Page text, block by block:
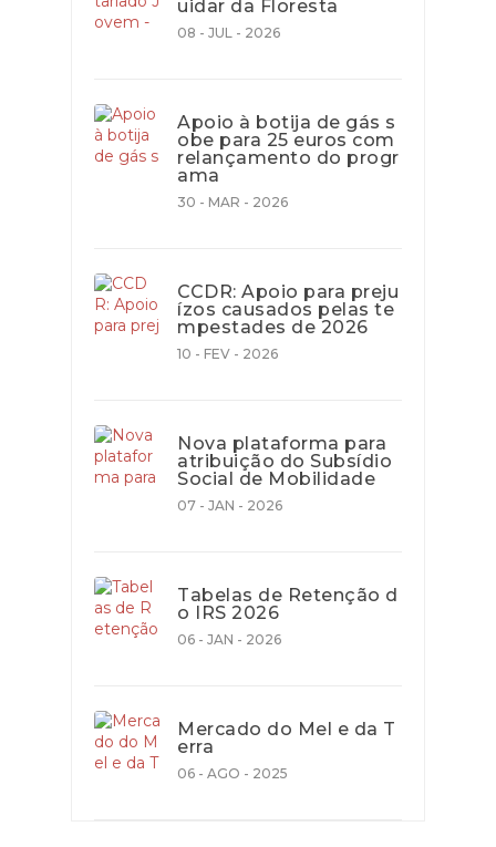
uidar da Floresta
08 - JUL - 2026
Apoio à botija de gás s
obe para 25 euros com
relançamento do progr
ama
30 - MAR - 2026
CCDR: Apoio para preju
ízos causados pelas te
mpestades de 2026
10 - FEV - 2026
Nova plataforma para
atribuição do Subsídio
Social de Mobilidade
07 - JAN - 2026
Tabelas de Retenção d
o IRS 2026
06 - JAN - 2026
Mercado do Mel e da T
erra
06 - AGO - 2025